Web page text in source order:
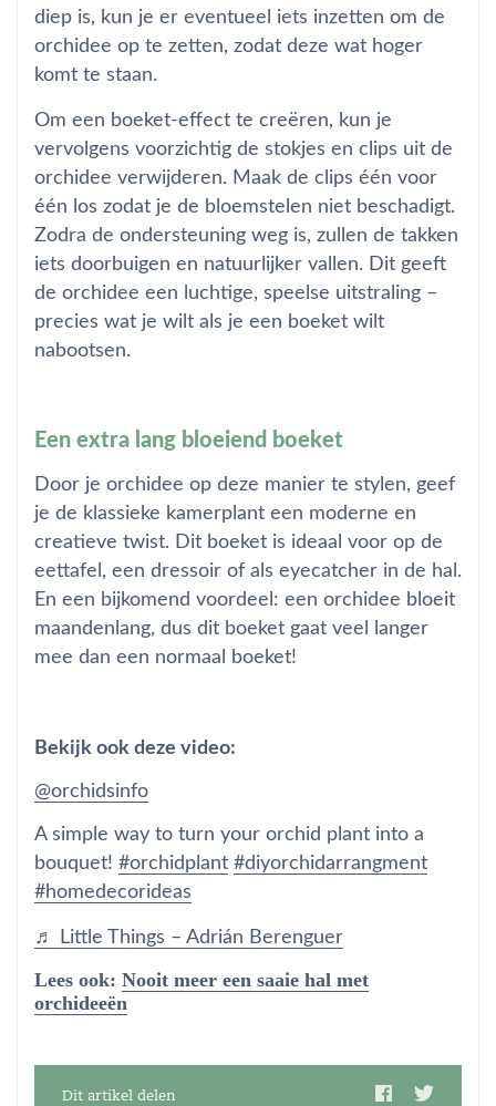
diep is, kun je er eventueel iets inzetten om de
orchidee op te zetten, zodat deze wat hoger
komt te staan.
Om een boeket-effect te creëren, kun je
vervolgens voorzichtig de stokjes en clips uit de
orchidee verwijderen. Maak de clips één voor
één los zodat je de bloemstelen niet beschadigt.
Zodra de ondersteuning weg is, zullen de takken
iets doorbuigen en natuurlijker vallen. Dit geeft
de orchidee een luchtige, speelse uitstraling –
precies wat je wilt als je een boeket wilt
nabootsen.
Een extra lang bloeiend boeket
Door je orchidee op deze manier te stylen, geef
je de klassieke kamerplant een moderne en
creatieve twist. Dit boeket is ideaal voor op de
eettafel, een dressoir of als eyecatcher in de hal.
En een bijkomend voordeel: een orchidee bloeit
maandenlang, dus dit boeket gaat veel langer
mee dan een normaal boeket!
Bekijk ook deze video:
@orchidsinfo
A simple way to turn your orchid plant into a
bouquet! #orchidplant #diyorchidarrangment
#homedecorideas
♬ Little Things – Adrián Berenguer
Lees ook: Nooit meer een saaie hal met
orchideeën
Dit artikel delen